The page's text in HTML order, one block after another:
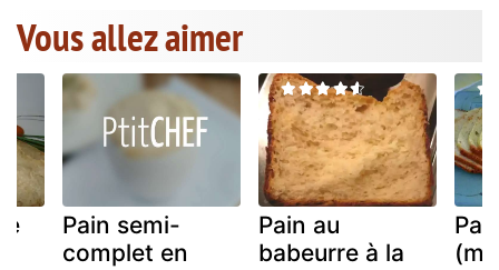
Vous allez aimer
Pain semi-
complet en
Pain au
babeurre à la